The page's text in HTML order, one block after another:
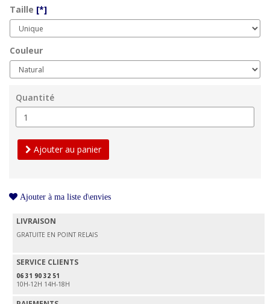
Taille [*]
Couleur
Quantité
Ajouter au panier
Ajouter à ma liste d\envies
LIVRAISON
GRATUITE EN POINT RELAIS
SERVICE CLIENTS
06 31 90 32 51
10H-12H 14H-18H